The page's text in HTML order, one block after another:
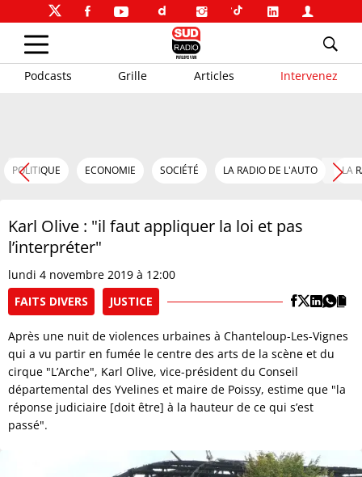
Podcasts Grille Articles Intervenez
POLITIQUE ECONOMIE SOCIÉTÉ LA RADIO DE L'AUTO LA
Karl Olive : "il faut appliquer la loi et pas
l’interpréter"
lundi 4 novembre 2019 à 12:00
FAITS DIVERS
JUSTICE
Après une nuit de violences urbaines à Chanteloup-Les-Vignes
qui a vu partir en fumée le centre des arts de la scène et du
cirque "L’Arche", Karl Olive, vice-président du Conseil
départemental des Yvelines et maire de Poissy, estime que "la
réponse judiciaire [doit être] à la hauteur de ce qui s’est
passé".